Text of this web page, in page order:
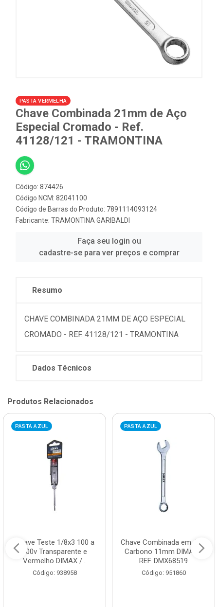
PASTA VERMELHA
Chave Combinada 21mm de Aço
Especial Cromado - Ref.
41128/121 - TRAMONTINA
Código: 874426
Código NCM: 82041100
Código de Barras do Produto: 7891114093124
Fabricante: TRAMONTINA GARIBALDI
Faça seu login ou
cadastre-se para ver preços e comprar
Resumo
CHAVE COMBINADA 21MM DE AÇO ESPECIAL
CROMADO - REF. 41128/121 - TRAMONTINA
Dados Técnicos
Produtos Relacionados
PASTA AZUL
Chave Teste 1/8x3 100 a
500v Transparente e
Vermelho DIMAX /...
Código: 938958
PASTA AZUL
Chave Combinada em Aço
Carbono 11mm DIMAX /
REF. DMX68519
Código: 951860